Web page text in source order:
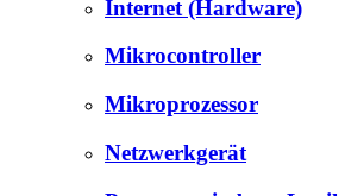
Internet (Hardware)
Mikrocontroller
Mikroprozessor
Netzwerkgerät